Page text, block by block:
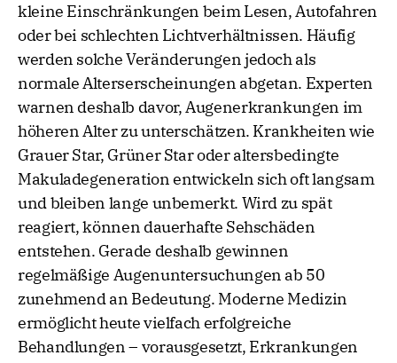
kleine Einschränkungen beim Lesen, Autofahren
oder bei schlechten Lichtverhältnissen. Häufig
werden solche Veränderungen jedoch als
normale Alterserscheinungen abgetan. Experten
warnen deshalb davor, Augenerkrankungen im
höheren Alter zu unterschätzen. Krankheiten wie
Grauer Star, Grüner Star oder altersbedingte
Makuladegeneration entwickeln sich oft langsam
und bleiben lange unbemerkt. Wird zu spät
reagiert, können dauerhafte Sehschäden
entstehen. Gerade deshalb gewinnen
regelmäßige Augenuntersuchungen ab 50
zunehmend an Bedeutung. Moderne Medizin
ermöglicht heute vielfach erfolgreiche
Behandlungen – vorausgesetzt, Erkrankungen